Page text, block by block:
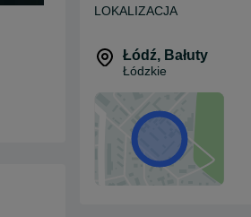
LOKALIZACJA
Łódź, Bałuty
Łódzkie